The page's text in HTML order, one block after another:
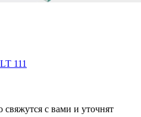
111
с вами и уточнят